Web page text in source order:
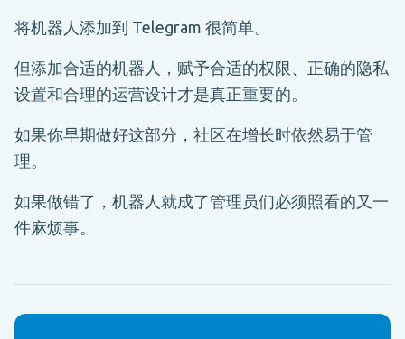
将机器人添加到 Telegram 很简单。
但添加合适的机器人，赋予合适的权限、正确的隐私
设置和合理的运营设计才是真正重要的。
如果你早期做好这部分，社区在增长时依然易于管
理。
如果做错了，机器人就成了管理员们必须照看的又一
件麻烦事。